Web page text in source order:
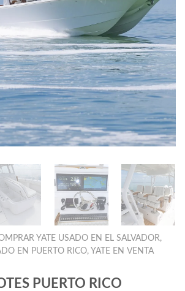
YATE USADO EN EL SALVADOR,
EN PUERTO RICO, YATE EN VENTA
PUERTO RICO